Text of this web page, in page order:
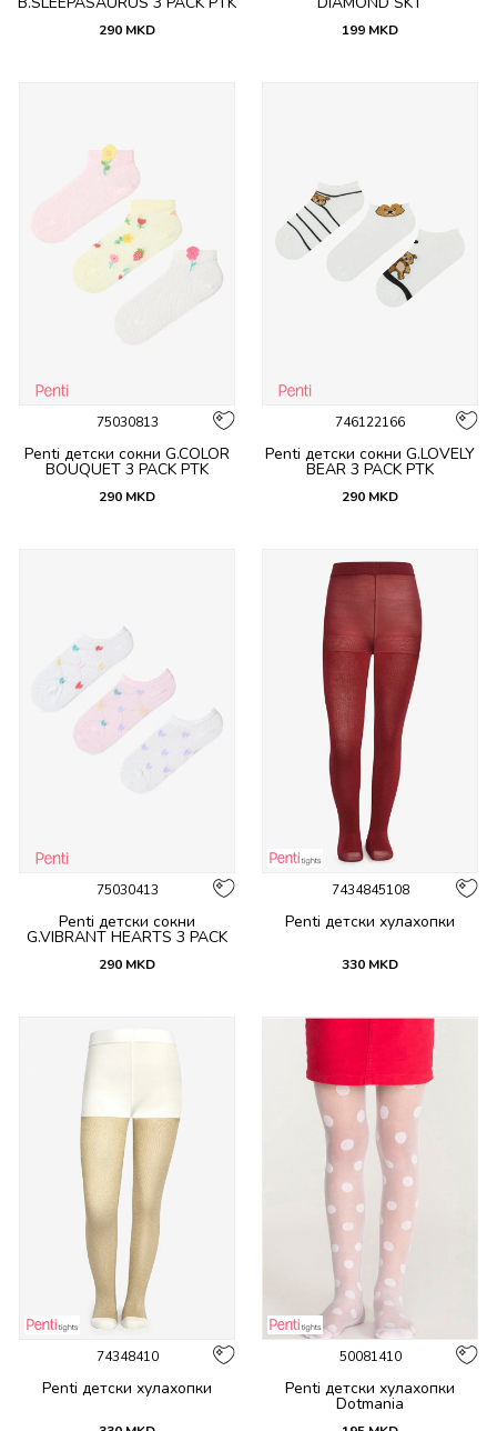
290 MKD 199 MKD
75030813
Penti детски сокни G.COLOR
BOUQUET 3 PACK PTK
290 MKD
746122166
Penti детски сокни G.LOVELY
BEAR 3 PACK PTK
290 MKD
75030413
Penti детски сокни
G.VIBRANT HEARTS 3 PACK
290 MKD
7434845108
Penti детски хулахопки
330 MKD
74348410
Penti детски хулахопки
50081410
Penti детски хулахопки
Dotmania